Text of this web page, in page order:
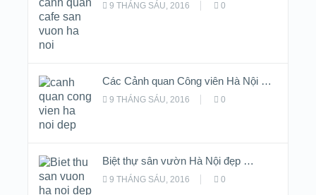
9 THÁNG SÁU, 2016 0
Các Cảnh quan Công viên Hà Nội …
9 THÁNG SÁU, 2016 0
Biệt thự sân vườn Hà Nội đẹp …
9 THÁNG SÁU, 2016 0